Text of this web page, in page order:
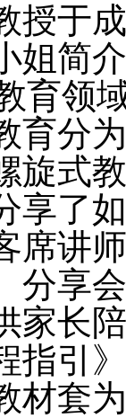
授于
姐简
育领
育分
旋式
享了
席讲
分享
家长
指引
材套